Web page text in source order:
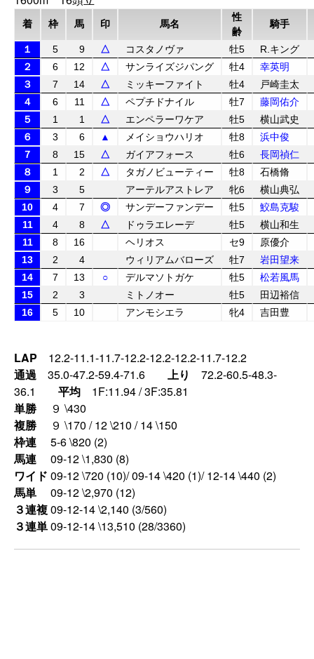
着 枠 馬 印 馬名
性
齢
騎手
１ 5 9 △ コスタノヴァ 牡5
R.キング
２
6 12 △ サンライズジパング 牡4
幸英明
３
7 14 △ ミッキーファイト 牡4
戸崎圭太
４
6 11 △ ペプチドナイル 牡7
藤岡佑介
５
1 1 △ エンペラーワケア 牡5
横山武史
６
3 6 ▲ メイショウハリオ 牡8
浜中俊
７
8 15 △ ガイアフォース 牡6
長岡禎仁
８
1 2 △ タガノビューティー 牡8
石橋脩
９
3 5 アーテルアストレア 牝6
横山典弘
10
4 7 ◎ サンデーファンデー 牡5
鮫島克駿
11
4 8 △ ドゥラエレーデ 牡5
横山和生
11
8 16 ヘリオス セ9
原優介
13
2 4 ウィリアムバローズ 牡7
岩田望来
14
7 13 ○ デルマソトガケ 牡5
松若風馬
15
2 3 ミトノオー 牡5
田辺裕信
16
5 10 アンモシエラ 牝4 吉田豊
LAP 12.2-11.1-11.7-12.2-12.2-12.2-11.7-12.2
通過 35.0-47.2-59.4-71.6 上り 72.2-60.5-48.3-
36.1
平均 1F:11.94 / 3F:35.81
単勝
９ \430
複勝
９ \170 / 12 \210 / 14 \150
枠連
5-6 \820 (2)
馬連
09-12 \1,830 (8)
ワイド 09-12 \720 (10)/ 09-14 \420 (1)/ 12-14 \440 (2)
馬単
09-12 \2,970 (12)
３連複09-12-14 \2,140 (3/560)
３連単09-12-14 \13,510 (28/3360)